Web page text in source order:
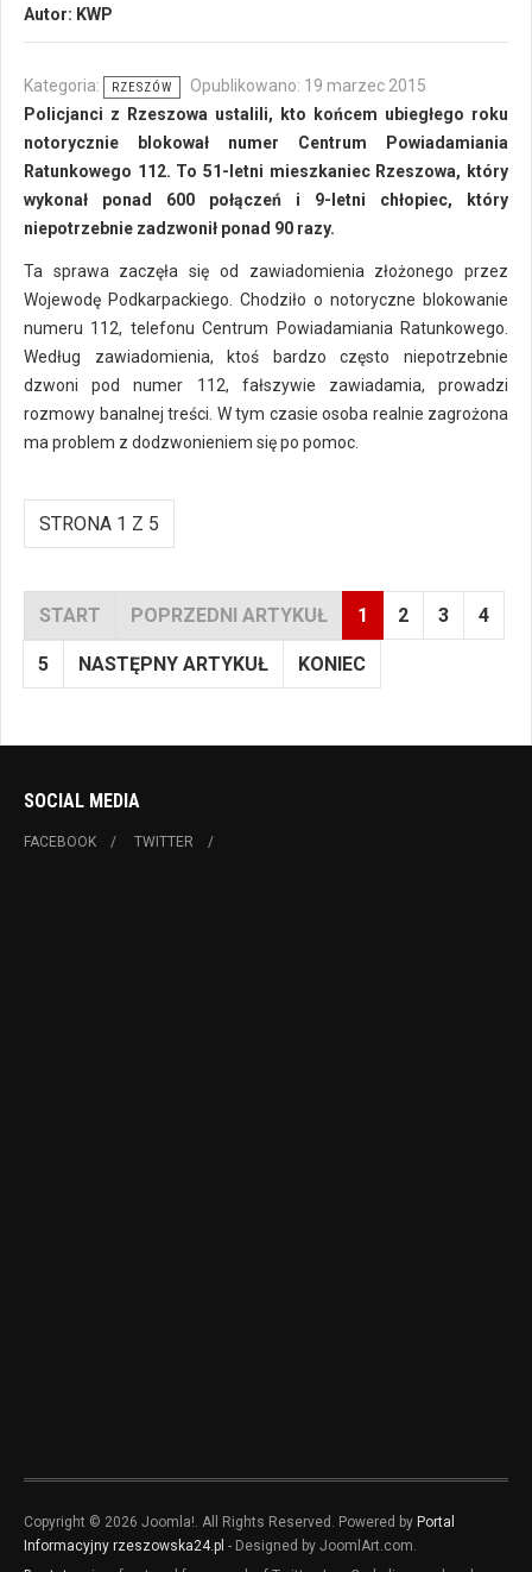
Autor: KWP
Kategoria: RZESZÓW
Opublikowano: 19 marzec 2015
Policjanci z Rzeszowa ustalili, kto końcem ubiegłego roku
notorycznie blokował numer Centrum Powiadamiania
Ratunkowego 112. To 51-letni mieszkaniec Rzeszowa, który
wykonał ponad 600 połączeń i 9-letni chłopiec, który
niepotrzebnie zadzwonił ponad 90 razy.
Ta sprawa zaczęła się od zawiadomienia złożonego przez
Wojewodę Podkarpackiego. Chodziło o notoryczne blokowanie
numeru 112, telefonu Centrum Powiadamiania Ratunkowego.
Według zawiadomienia, ktoś bardzo często niepotrzebnie
dzwoni pod numer 112, fałszywie zawiadamia, prowadzi
rozmowy banalnej treści. W tym czasie osoba realnie zagrożona
ma problem z dodzwonieniem się po pomoc.
STRONA 1 Z 5
START POPRZEDNI ARTYKUŁ 1 2 3 4
5 NASTĘPNY ARTYKUŁ KONIEC
SOCIAL MEDIA
FACEBOOK TWITTER
Copyright © 2026 Joomla!. All Rights Reserved. Powered by Portal
Informacyjny rzeszowska24.pl - Designed by JoomlArt.com.